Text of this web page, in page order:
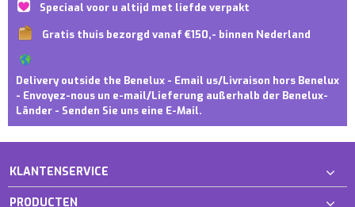
Speciaal voor u altijd met liefde verpakt
Gratis thuis bezorgd vanaf €150,- binnen Nederland
Delivery outside the Benelux - Email us/Livraison hors Benelux
- Envoyez-nous un e-mail/Lieferung außerhalb der Benelux-
Länder - Senden Sie uns eine E-Mail.
KLANTENSERVICE
PRODUCTEN